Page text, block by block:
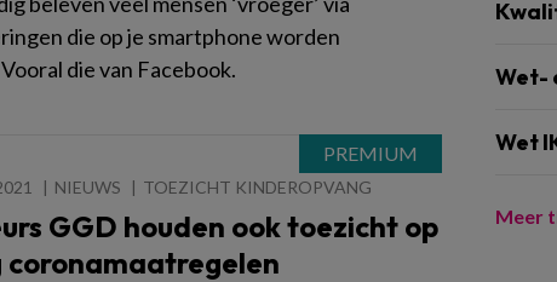
die op je smartphone worden
die van Facebook.
NIEUWS TOEZICHT KINDEROPVANG
GGD houden ook toezicht op
coronamaatregelen
Wet-
Wet
Meer